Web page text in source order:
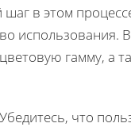
в этом
использования.
гамму, а
Убедитесь, что